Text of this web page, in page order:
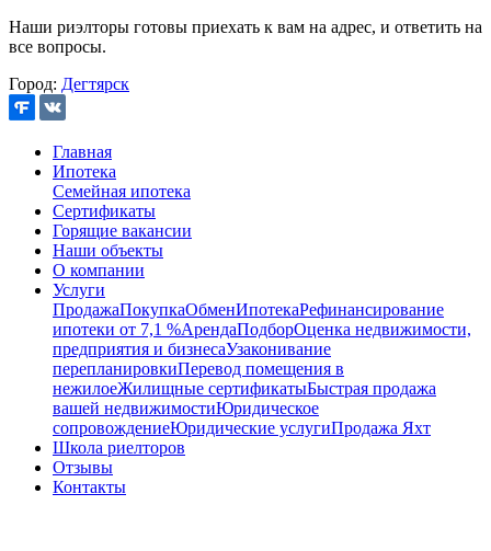
Наши риэлторы готовы приехать к вам на адрес, и ответить на
все вопросы.
Город: Дегтярск
Главная
Ипотека
Семейная ипотека
Сертификаты
Горящие вакансии
Наши объекты
О компании
Услуги
ПродажаПокупкаОбменИпотекаРефинансирование
ипотеки от 7,1 %АрендаПодборОценка недвижимости,
предприятия и бизнесаУзаконивание
перепланировкиПеревод помещения в
нежилоеЖилищные сертификатыБыстрая продажа
вашей недвижимостиЮридическое
сопровождениеЮридические услугиПродажа Яхт
Школа риелторов
Отзывы
Контакты